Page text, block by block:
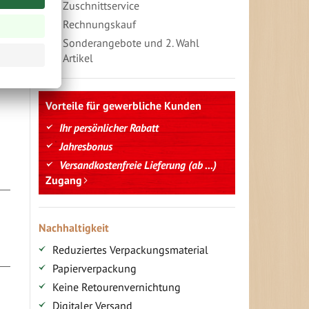
Zuschnittservice
Rechnungskauf
Sonderangebote und 2. Wahl
Artikel
Vorteile für gewerbliche Kunden
Ihr persönlicher Rabatt
Jahresbonus
Versandkostenfreie Lieferung (ab ...)
Zugang
Nachhaltigkeit
Reduziertes Verpackungsmaterial
Papierverpackung
Keine Retourenvernichtung
Digitaler Versand